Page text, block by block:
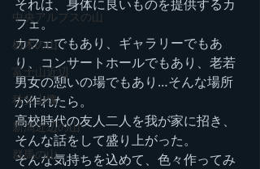
中央アルプスの山
栃木の山
富士山近辺
秩父山塊
新潟近辺の山
群馬の山
それは、身体に良いものを提供するカ
フェ。
カフェでもあり、ギャラリーでもあ
り、コンサートホールでもあり、老若
男女の憩いの場でもあり…そんな場所
が作れたら。
高校時代の友人二人を我が家に招き、
そんな話をして盛り上がった。
そんな気持ちを込めて、色々作ってみ